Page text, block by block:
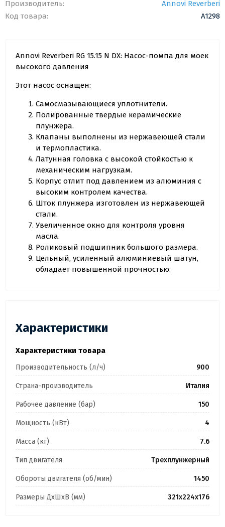
Производитель:
Annovi Reverberi
Код товара:
A1298
Annovi Reverberi RG 15.15 N DX: Насос-помпа для моек
высокого давления
Этот насос оснащен:
Самосмазывающиеся уплотнители.
Полированные твердые керамические
плунжера.
Клапаны выполнены из нержавеющей стали
и термопластика.
Латунная головка с высокой стойкостью к
механическим нагрузкам.
Корпус отлит под давлением из алюминия с
высоким контролем качества.
Шток плунжера изготовлен из нержавеющей
стали.
Увеличенное окно для контроля уровня
масла.
Роликовый подшипник большого размера.
Цельный, усиленный алюминиевый шатун,
обладает повышенной прочностью.
Характеристики
Характеристики товара
Производительность (л/ч) 900
Страна-производитель Италия
Рабочее давление (бар) 150
Мощность (кВт) 4
Масса (кг) 7.6
Тип двигателя Трехплунжерный
Обороты двигателя (об/мин) 1450
Размеры ДхШхВ (мм) 321х224х176